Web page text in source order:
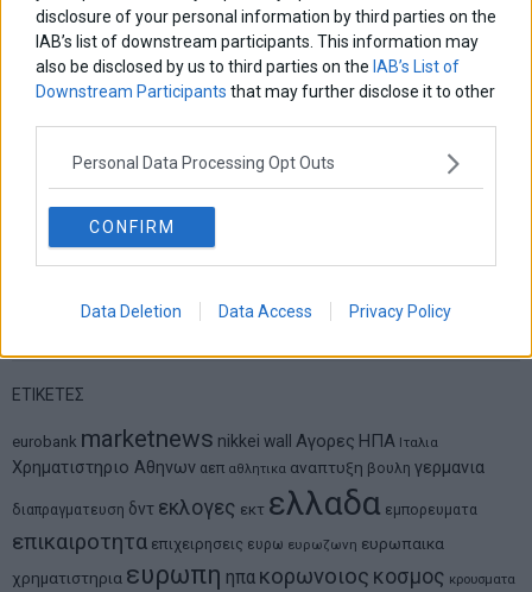
disclosure of your personal information by third parties on the
IAB’s list of downstream participants. This information may
also be disclosed by us to third parties on the IAB’s List of
Downstream Participants that may further disclose it to other
Personal Data Processing Opt Outs
CONFIRM
Data Deletion Data Access Privacy Policy
Δημήτρης Καμπουράκης
Από την αποθέωση στην καταγγελία: Η Ελλάδα πάντα
ψάχνει τον επόμενο Μεσσία
MIT Sloan: Οι AI-driven επιχειρήσεις διαμορφώνουν το νέο
μοντέλο επιχειρηματικότητας
ΕΤΙΚΕΤΕΣ
eurobank marketnews nikkei wall Αγορες ΗΠΑ Ιταλια
Χρηματιστηριο Αθηνων αεπ αθλητικα αναπτυξη βουλη γερμανια
διαπραγματευση δντ εκλογες εκτ ελλαδα εμπορευματα
επικαιροτητα επιχειρησεις ευρω ευρωζωνη ευρωπαικα
χρηματιστηρια ευρωπη ηπα κορωνοιος κοσμος κρουσματα